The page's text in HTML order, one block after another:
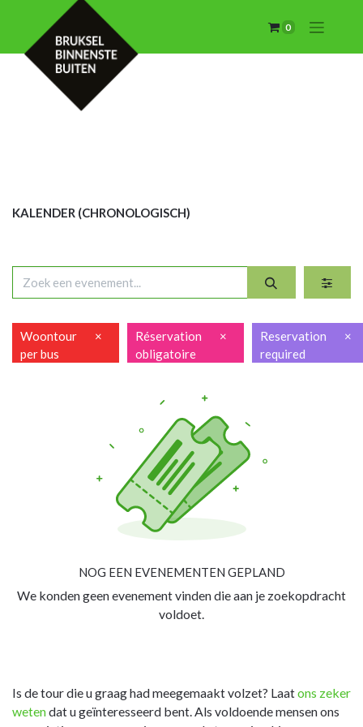
0
KALENDER (CHRONOLOGISCH)
Woontour
per bus
×
Réservation
obligatoire
×
Reservation
required
×
NOG EEN EVENEMENTEN GEPLAND
We konden geen evenement vinden die aan je zoekopdracht
voldoet.
Is de tour die u graag had meegemaakt volzet? Laatons zeker
wetendat u geïnteresseerd bent. Als voldoende mensen ons